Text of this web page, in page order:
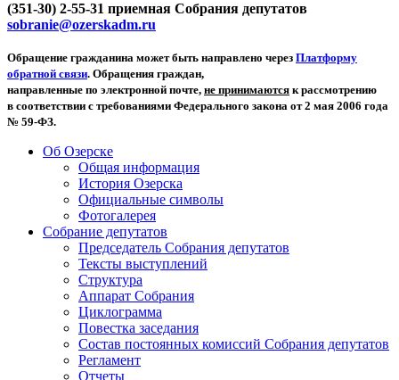
(351-30) 2-55-31 приемная Собрания депутатов
sobranie@ozerskadm.ru
Обращение гражданина может быть направлено через Платформу
обратной связи. Обращения граждан,
направленные по электронной почте, не принимаются к рассмотрению
в соответствии с требованиями Федерального закона от 2 мая 2006 года
№ 59-ФЗ.
Об Озерске
Общая информация
История Озерска
Официальные символы
Фотогалерея
Собрание депутатов
Председатель Собрания депутатов
Тексты выступлений
Структура
Аппарат Собрания
Циклограмма
Повестка заседания
Состав постоянных комиссий Собрания депутатов
Регламент
Отчеты